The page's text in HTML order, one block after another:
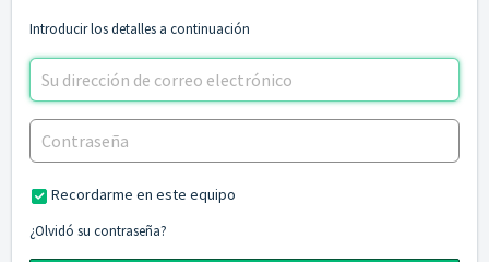
Introducir los detalles a continuación
Recordarme en este equipo
¿Olvidó su contraseña?